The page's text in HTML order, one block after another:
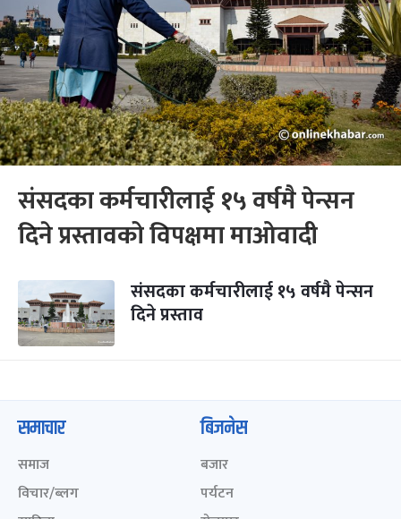
संसदका कर्मचारीलाई १५ वर्षमै पेन्सन
दिने प्रस्तावको विपक्षमा माओवादी
संसदका कर्मचारीलाई १५ वर्षमै पेन्सन
दिने प्रस्ताव
समाचार
समाज
विचार/ब्लग
बिजनेस
बजार
पर्यटन